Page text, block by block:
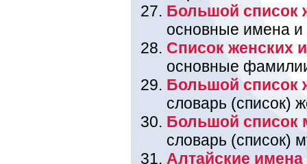
Большой список
основные имена
Список женских
основные
Большой список
словарь (список)
Большой список
словарь (список)
Алтайские имена